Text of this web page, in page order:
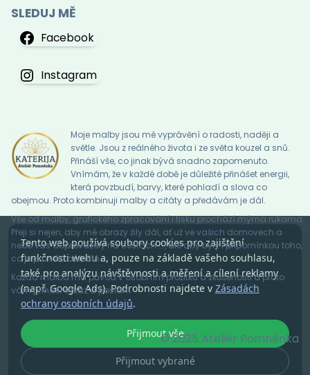
SLEDUJ MĚ
Facebook
Instagram
Moje malby jsou mé vyprávění o radosti, naději a
světle. Jsou z reálného života i ze světa kouzel a snů.
Přináší vše, co jinak bývá snadno zapomenuto.
Vnímám, že v každé době je důležité přinášet energii,
která povzbudí, barvy, které pohladí a slova co
obejmou. Proto kombinuji malby a citáty a předávám je dál.
Vše od malby, grafického zpracování i tisku prochází mýma rukama.
Přeji si nejen, aby mé obrazy žily dál, ať už ve vašich domovech a
nebo vás doprovázely na cestách … , ale aby byly i připomínkou toho,
co je pro vás důležité.
Každá malba má původ v osobním prožitku a zkušenosti a proto
vám přináší vzkaz a poslání.
© 2025 Ateliér Pomněnka
Tento web používá soubory cookies pro zajištění
funkčnosti webu a, pouze na základě vašeho souhlasu,
také pro analýzu návštěvnosti a měření a cílení reklamy
(např. Google Ads). Podrobnosti najdete v Zásadách
ochrany osobních údajů.
Přijmout vybrané
Přijmout vše